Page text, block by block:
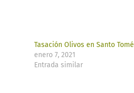
Tasación Olivos en Santo Tomé
enero 7, 2021
Entrada similar